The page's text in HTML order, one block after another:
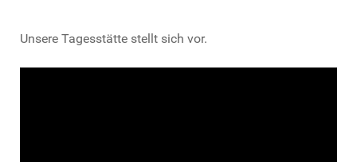
Unsere Tagesstätte stellt sich vor.